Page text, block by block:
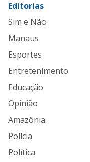
Editorias
Sim e Não
Manaus
Esportes
Entretenimento
Educação
Opinião
Amazônia
Polícia
Política